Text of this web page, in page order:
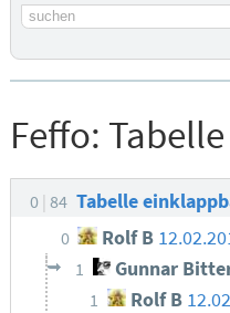
Suchbegriff
Feffo:
0 84 Tabelle
0 Rolf B
1 Gunnar
1 Rolf B